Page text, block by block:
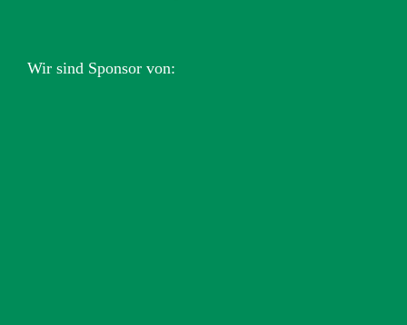
Wir sind Sponsor von: